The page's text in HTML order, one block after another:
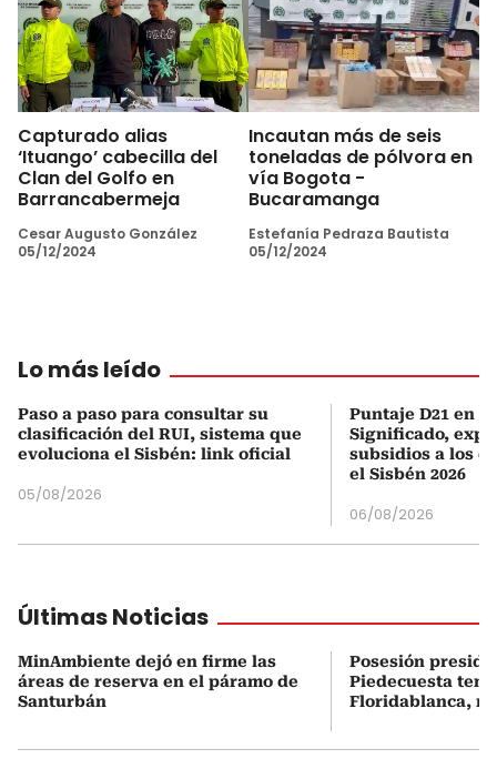
Capturado alias
‘Ituango’ cabecilla del
Clan del Golfo en
Barrancabermeja
Cesar Augusto González
05/12/2024
Incautan más de seis
toneladas de pólvora en
vía Bogota -
Bucaramanga
Estefanía Pedraza Bautista
05/12/2024
Lo más leído
Paso a paso para consultar su
clasificación del RUI, sistema que
evoluciona el Sisbén: link oficial
05/08/2026
Puntaje D21 en
Significado,
subsidios a los
el Sisbén 2026
06/08/2026
Últimas Noticias
MinAmbiente dejó en firme las
áreas de reserva en el páramo de
Santurbán
Posesión
Piedecuesta
Floridablanca, no